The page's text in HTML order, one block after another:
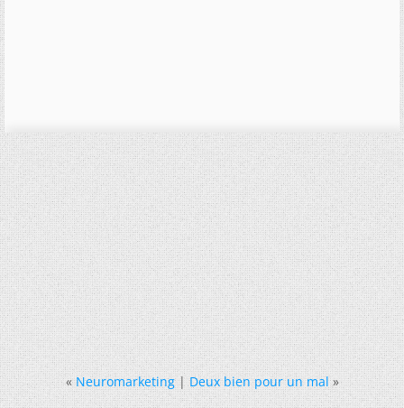
« Neuromarketing|Deux bien pour un mal »